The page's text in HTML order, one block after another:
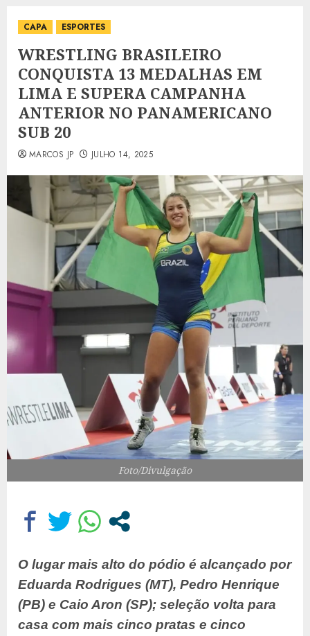
CAPA ESPORTES
WRESTLING BRASILEIRO
CONQUISTA 13 MEDALHAS EM
LIMA E SUPERA CAMPANHA
ANTERIOR NO PANAMERICANO
SUB 20
MARCOS JP JULHO 14, 2025
Foto/Divulgação
O lugar mais alto do pódio é alcançado por
Eduarda Rodrigues (MT), Pedro Henrique
(PB) e Caio Aron (SP); seleção volta para
casa com mais cinco pratas e cinco